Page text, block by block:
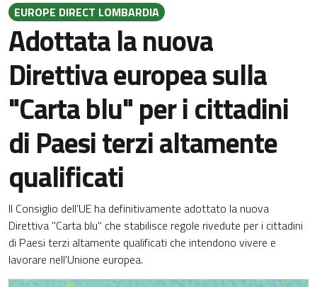
EUROPE DIRECT LOMBARDIA
Adottata la nuova
Direttiva europea sulla
"Carta blu" per i cittadini
di Paesi terzi altamente
qualificati
Il Consiglio dell’UE ha definitivamente adottato la nuova
Direttiva "Carta blu" che stabilisce regole rivedute per i cittadini
di Paesi terzi altamente qualificati che intendono vivere e
lavorare nell'Unione europea.